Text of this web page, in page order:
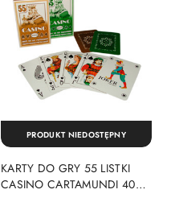
KARTY DO GRY 55 LISTKI
CASINO CARTAMUNDI 408
PRODUKT NIEDOSTĘPNY